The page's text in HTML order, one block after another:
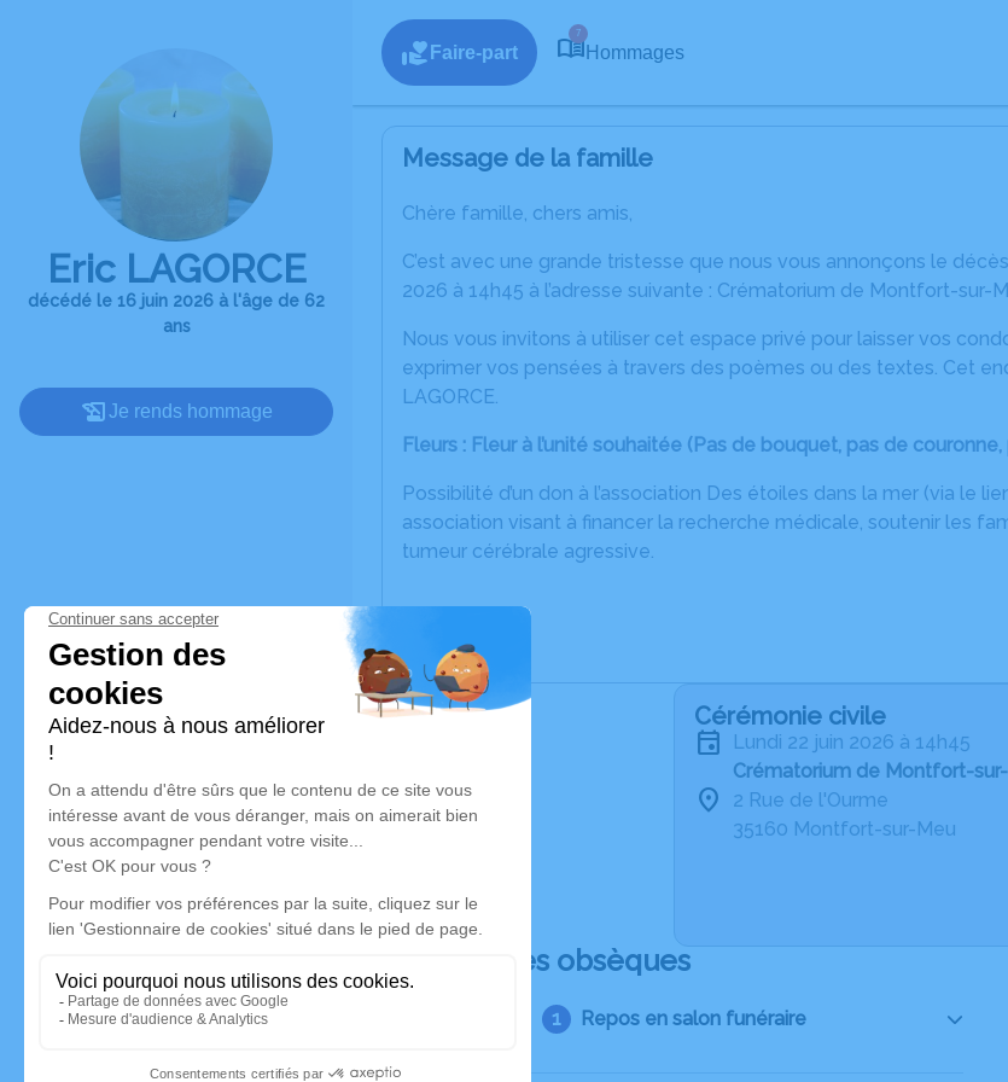
Eric LAGORCE
décédé le 16 juin 2026 à l'âge de 62
ans
Je rends hommage
Faire-part
7
Hommages
Message de la famille
Chère famille, chers amis,
C’est avec une grande tristesse que nous vous annonçons le
2026 à 14h45 à l’adresse suivante : Crématorium de Montfort-
Nous vous invitons à utiliser cet espace privé pour laisser vos
exprimer vos pensées à travers des poèmes ou des textes. Cet
LAGORCE.
Fleurs : Fleur à l’unité souhaitée (Pas de bouquet, pas de
Possibilité d’un don à l’association Des étoiles dans la mer (via le
association visant à financer la recherche médicale, soutenir les
tumeur cérébrale agressive.
Cérémonie civile
lundi 22 juin 2026 à 14h45
Crématorium de Montfort-
2 Rue de l'Ourme
35160 Montfort-sur-Meu
Déroulé des obsèques
Repos en salon funéraire